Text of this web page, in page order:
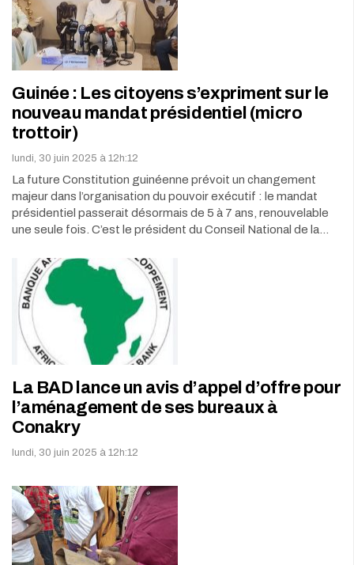
Guinée : Les citoyens s’expriment sur le
nouveau mandat présidentiel (micro
trottoir)
lundi, 30 juin 2025 à 12h:12
La future Constitution guinéenne prévoit un changement
majeur dans l’organisation du pouvoir exécutif : le mandat
présidentiel passerait désormais de 5 à 7 ans, renouvelable
une seule fois. C’est le président du Conseil National de la…
La BAD lance un avis d’appel d’offre pour
l’aménagement de ses bureaux à
Conakry
lundi, 30 juin 2025 à 12h:12